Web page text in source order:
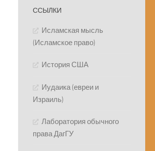
ССЫЛКИ
Исламская мысль
(Исламское право)
История США
Иудаика (евреи и
Израиль)
Лаборатория обычного
права ДагГУ